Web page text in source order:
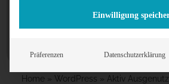
Home »WordPress » Aktiv
Einwilligung
Präferenzen Datenschutzerklärung